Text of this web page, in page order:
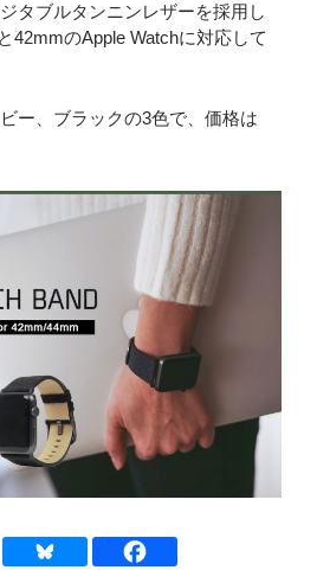
タブルタンニンレザーを採用し
42mmのApple Watchに対応して
ー、ブラックの3色で、価格は